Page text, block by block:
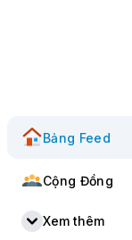
Bảng Feed
Cộng Đồng
Xem thêm